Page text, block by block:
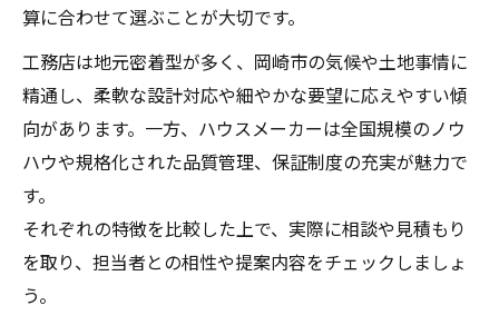
算に合わせて選ぶことが大切です。
工務店は地元密着型が多く、岡崎市の気候や土地事情に
精通し、柔軟な設計対応や細やかな要望に応えやすい傾
向があります。一方、ハウスメーカーは全国規模のノウ
ハウや規格化された品質管理、保証制度の充実が魅力で
す。
それぞれの特徴を比較した上で、実際に相談や見積もり
を取り、担当者との相性や提案内容をチェックしましょ
う。